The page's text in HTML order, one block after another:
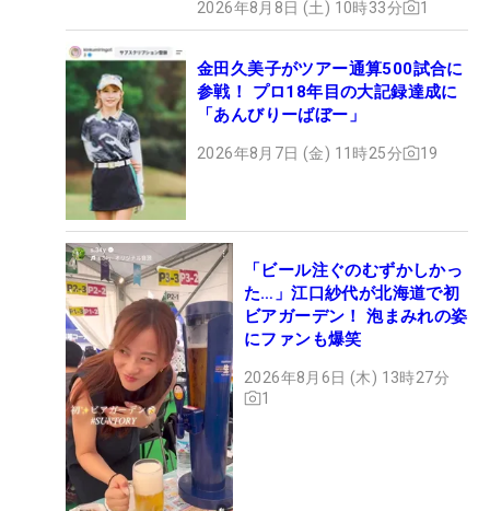
2026年8月8日 (土) 10時33分 1
金田久美子がツアー通算500試合に
参戦！ プロ18年目の大記録達成に
「あんびりーばぼー」
2026年8月7日 (金) 11時25分 19
「ビール注ぐのむずかしかっ
た…」江口紗代が北海道で初
ビアガーデン！ 泡まみれの姿
にファンも爆笑
2026年8月6日 (木) 13時27分
1